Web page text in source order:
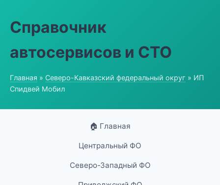
Справочник
автосервисов и СТО
Главная » Северо-Кавказский федеральный округ » ИП
Спидвей Мобил
🏠 Главная
Центральный ФО
Северо-Западный ФО